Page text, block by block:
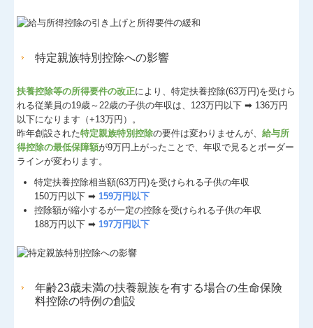
特定親族特別控除への影響
扶養控除等の所得要件の改正により、特定扶養控除(63万円)を受けら
れる従業員の19歳～22歳の子供の年収は、123万円以下 ➡ 136万円
以下になります（+13万円）。
昨年創設された特定親族特別控除の要件は変わりませんが、給与所
得控除の最低保障額が9万円上がったことで、年収で見るとボーダー
ラインが変わります。
特定扶養控除相当額(63万円)を受けられる子供の年収
150万円以下 ➡159万円以下
控除額が縮小するが一定の控除を受けられる子供の年収
188万円以下 ➡197万円以下
年齢23歳未満の扶養親族を有する場合の生命保険
料控除の特例の創設